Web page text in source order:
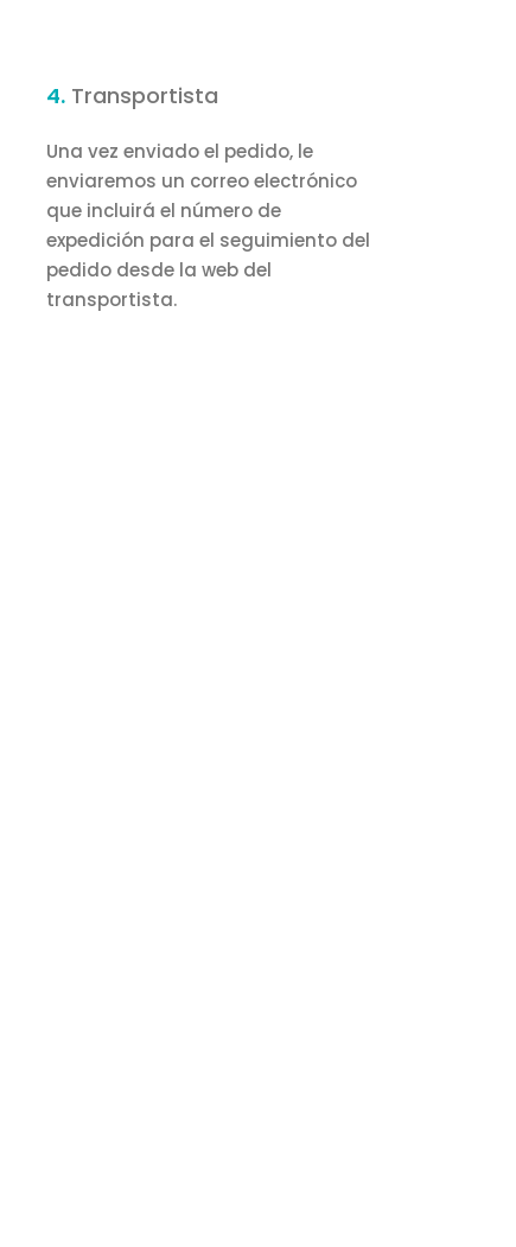
4.Transportista
Una vez enviado el pedido, le
enviaremos un correo electrónico
que incluirá el número de
expedición para el seguimiento del
pedido desde la web del
transportista.